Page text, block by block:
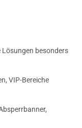
besonders
VIP-Bereiche